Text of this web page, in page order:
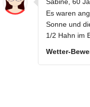
Es waren
Sonne und
1/2 Hahn im
Wetter-